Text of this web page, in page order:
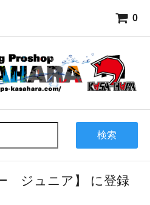
0
検索
ジュニア】 に登録